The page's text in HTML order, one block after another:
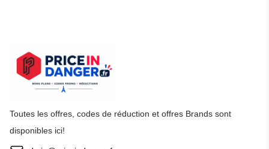
Toutes les offres, codes de réduction et offres Brands sont
disponibles ici!